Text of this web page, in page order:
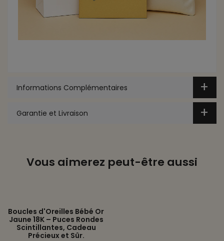
Informations Complémentaires
Garantie et Livraison
Vous aimerez peut-être aussi
Boucles d'Oreilles Bébé Or
Jaune 18K – Puces Rondes
Scintillantes, Cadeau
Précieux et Sûr.